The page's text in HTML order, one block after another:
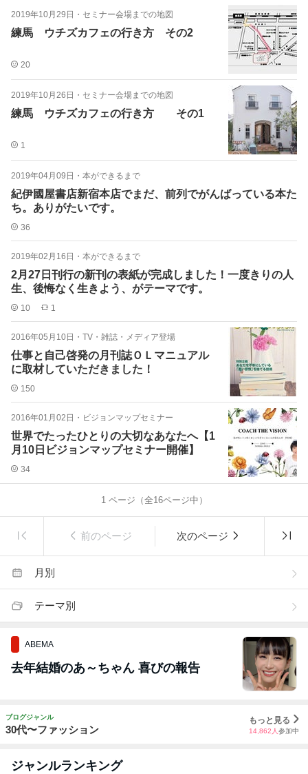
2019年10月29日 ・ セミナー会場までの地図
練馬 ウチズカフェの行き方 その2
20
2019年10月26日 ・ セミナー会場までの地図
練馬 ウチズカフェの行き方 その1
1
2019年04月09日 ・ 本ができるまで
紀伊國屋書店新宿本店でまだ、前列でがんばっている本た
ち。ありがたいです。
36
2019年02月16日 ・ 本ができるまで
2月27日刊行の新刊の表紙が完成しました！一度きりの人
生、後悔なく生きよう、がテーマです。
10 1
2016年05月10日 ・ TV・雑誌・メディア登場
仕事と自己啓発の月刊誌ＯＬマニュアル
に取材していただきました！
150
2016年01月02日 ・ ビジョンマップセミナー
世界でたったひとりの大切なあなたへ【1
月10日ビジョンマップセミナー開催】
34
1ページ（全16ページ中）
前のページ 次のページ
月別
テーマ別
ABEMA
去年結婚のあ～ちゃん 喜びの報告
ブログジャンル
30代〜ファッション
もっと見る
14,862 人 参加中
ジャンルランキング